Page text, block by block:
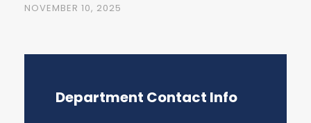
NOVEMBER 10, 2025
Department Contact Info